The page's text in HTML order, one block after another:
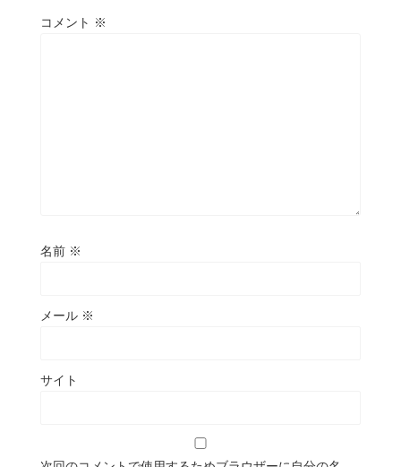
コメント ※
名前 ※
メール ※
サイト